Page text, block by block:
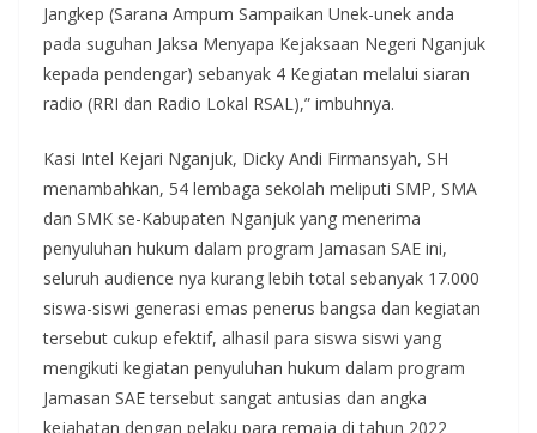
Jangkep (Sarana Ampum Sampaikan Unek-unek anda
pada suguhan Jaksa Menyapa Kejaksaan Negeri Nganjuk
kepada pendengar) sebanyak 4 Kegiatan melalui siaran
radio (RRI dan Radio Lokal RSAL),” imbuhnya.
Kasi Intel Kejari Nganjuk, Dicky Andi Firmansyah, SH
menambahkan, 54 lembaga sekolah meliputi SMP, SMA
dan SMK se-Kabupaten Nganjuk yang menerima
penyuluhan hukum dalam program Jamasan SAE ini,
seluruh audience nya kurang lebih total sebanyak 17.000
siswa-siswi generasi emas penerus bangsa dan kegiatan
tersebut cukup efektif, alhasil para siswa siswi yang
mengikuti kegiatan penyuluhan hukum dalam program
Jamasan SAE tersebut sangat antusias dan angka
kejahatan dengan pelaku para remaja di tahun 2022